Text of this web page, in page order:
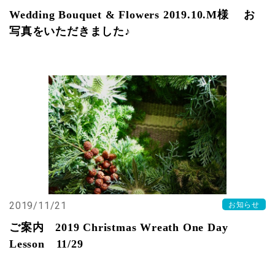
Wedding Bouquet & Flowers 2019.10.M様 お
写真をいただきました♪
2019/11/21 お知らせ
ご案内 2019 Christmas Wreath One Day
Lesson 11/29